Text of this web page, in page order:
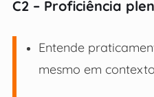
C2 – Proficiência
Entende
mesmo em